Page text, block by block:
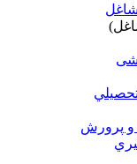
و پرورش